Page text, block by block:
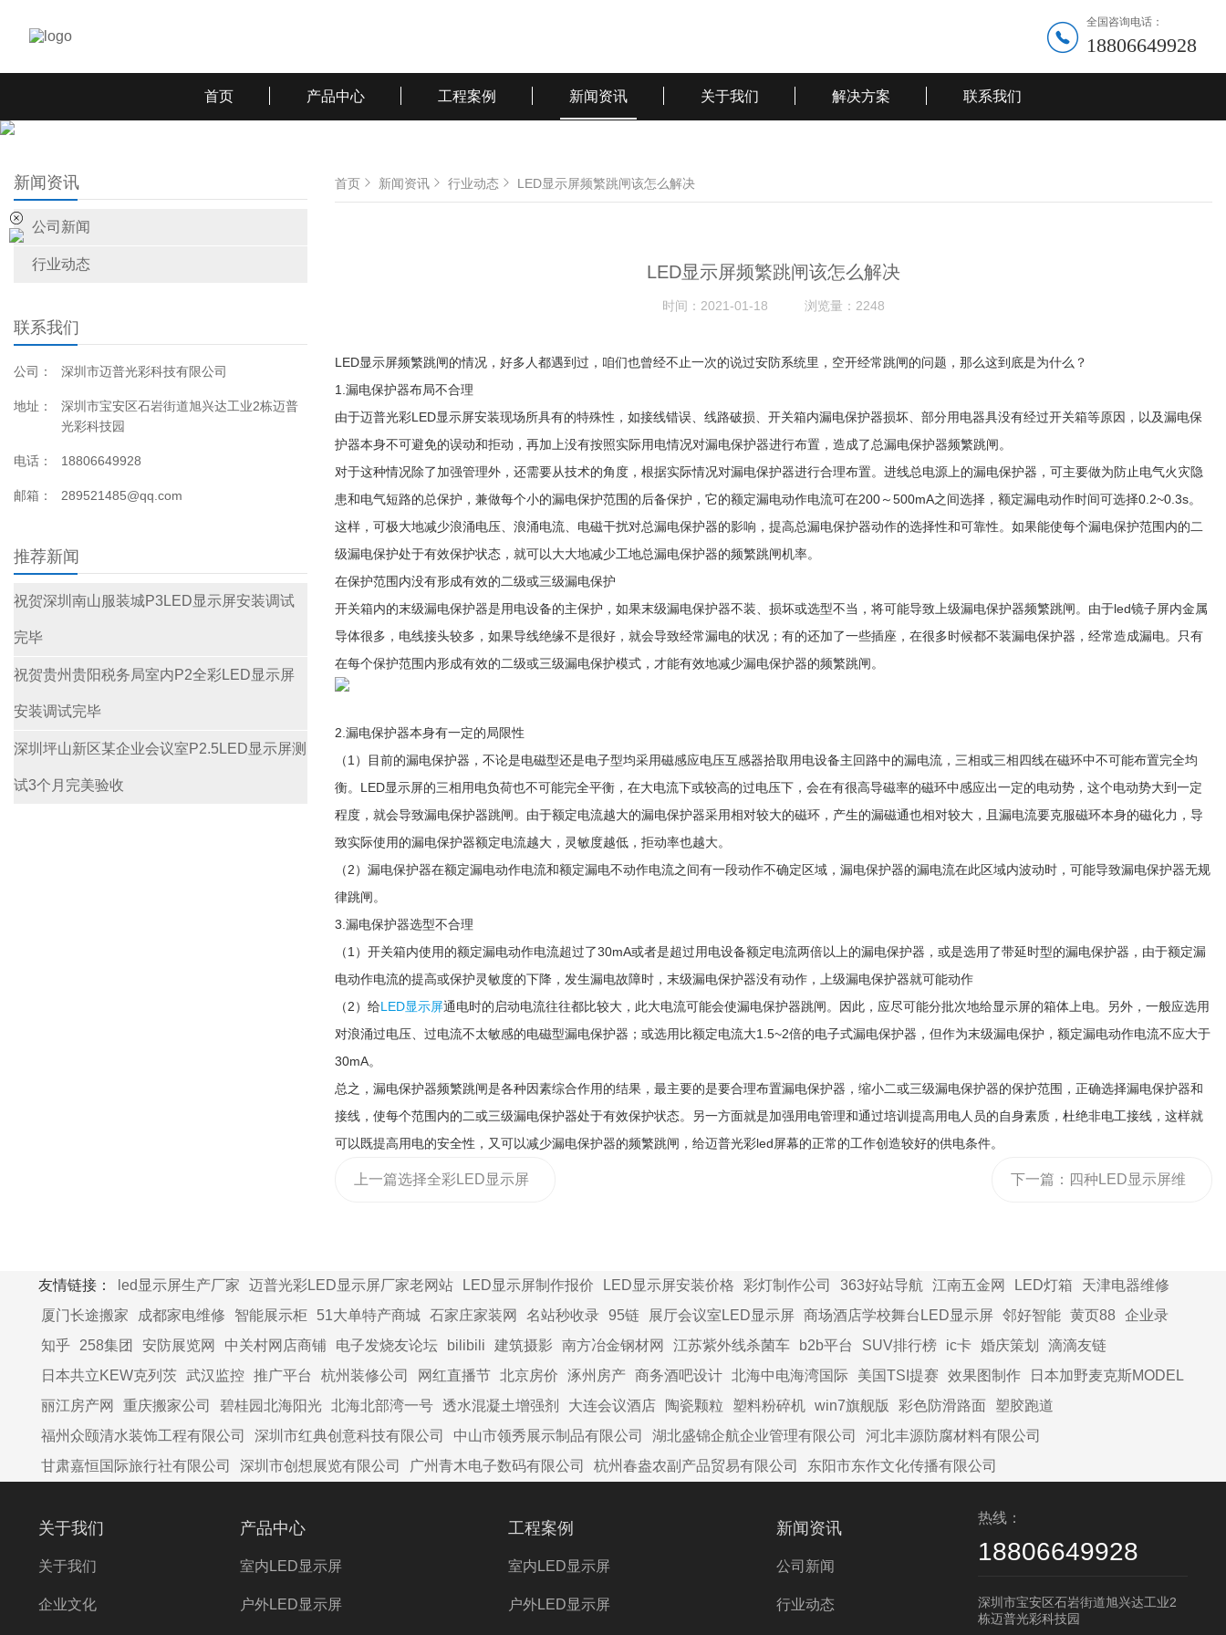
全国咨询电话：
18806649928
首页 产品中心 工程案例 新闻资讯 关于我们 解决方案 联系我们
新闻资讯
公司新闻
行业动态
联系我们
公司： 深圳市迈普光彩科技有限公司
地址：
深圳市宝安区石岩街道旭兴达工业2栋迈普
光彩科技园
电话： 18806649928
邮箱： 289521485@qq.com
推荐新闻
祝贺深圳南山服装城P3LED显示屏安装调试
完毕
祝贺贵州贵阳税务局室内P2全彩LED显示屏
安装调试完毕
深圳坪山新区某企业会议室P2.5LED显示屏测
试3个月完美验收
首页 新闻资讯 行业动态 LED显示屏频繁跳闸该怎么解决
LED显示屏频繁跳闸该怎么解决
时间： 2021-01-18 浏览量： 2248
LED显示屏频繁跳闸的情况，好多人都遇到过，咱们也曾经不止一次的说过安防系统里，空开经常跳闸的问题，那么这到底是为什么？
1.漏电保护器布局不合理
由于迈普光彩LED显示屏安装现场所具有的特殊性，如接线错误、线路破损、开关箱内漏电保护器损坏、部分用电器具没有经过开关箱等原因，以及漏电保
护器本身不可避免的误动和拒动，再加上没有按照实际用电情况对漏电保护器进行布置，造成了总漏电保护器频繁跳闸。
对于这种情况除了加强管理外，还需要从技术的角度，根据实际情况对漏电保护器进行合理布置。进线总电源上的漏电保护器，可主要做为防止电气火灾隐
患和电气短路的总保护，兼做每个小的漏电保护范围的后备保护，它的额定漏电动作电流可在200～500mA之间选择，额定漏电动作时间可选择0.2~0.3s。
这样，可极大地减少浪涌电压、浪涌电流、电磁干扰对总漏电保护器的影响，提高总漏电保护器动作的选择性和可靠性。如果能使每个漏电保护范围内的二
级漏电保护处于有效保护状态，就可以大大地减少工地总漏电保护器的频繁跳闸机率。
在保护范围内没有形成有效的二级或三级漏电保护
开关箱内的末级漏电保护器是用电设备的主保护，如果末级漏电保护器不装、损坏或选型不当，将可能导致上级漏电保护器频繁跳闸。由于led镜子屏内金属
导体很多，电线接头较多，如果导线绝缘不是很好，就会导致经常漏电的状况；有的还加了一些插座，在很多时候都不装漏电保护器，经常造成漏电。只有
在每个保护范围内形成有效的二级或三级漏电保护模式，才能有效地减少漏电保护器的频繁跳闸。
2.漏电保护器本身有一定的局限性
（1）目前的漏电保护器，不论是电磁型还是电子型均采用磁感应电压互感器拾取用电设备主回路中的漏电流，三相或三相四线在磁环中不可能布置完全均
衡。LED显示屏的三相用电负荷也不可能完全平衡，在大电流下或较高的过电压下，会在有很高导磁率的磁环中感应出一定的电动势，这个电动势大到一定
程度，就会导致漏电保护器跳闸。由于额定电流越大的漏电保护器采用相对较大的磁环，产生的漏磁通也相对较大，且漏电流要克服磁环本身的磁化力，导
致实际使用的漏电保护器额定电流越大，灵敏度越低，拒动率也越大。
（2）漏电保护器在额定漏电动作电流和额定漏电不动作电流之间有一段动作不确定区域，漏电保护器的漏电流在此区域内波动时，可能导致漏电保护器无规
律跳闸。
3.漏电保护器选型不合理
（1）开关箱内使用的额定漏电动作电流超过了30mA或者是超过用电设备额定电流两倍以上的漏电保护器，或是选用了带延时型的漏电保护器，由于额定漏
电动作电流的提高或保护灵敏度的下降，发生漏电故障时，末级漏电保护器没有动作，上级漏电保护器就可能动作
（2）给LED显示屏通电时的启动电流往往都比较大，此大电流可能会使漏电保护器跳闸。因此，应尽可能分批次地给显示屏的箱体上电。另外，一般应选用
对浪涌过电压、过电流不太敏感的电磁型漏电保护器；或选用比额定电流大1.5~2倍的电子式漏电保护器，但作为末级漏电保护，额定漏电动作电流不应大于
30mA。
总之，漏电保护器频繁跳闸是各种因素综合作用的结果，最主要的是要合理布置漏电保护器，缩小二或三级漏电保护器的保护范围，正确选择漏电保护器和
接线，使每个范围内的二或三级漏电保护器处于有效保护状态。另一方面就是加强用电管理和通过培训提高用电人员的自身素质，杜绝非电工接线，这样就
可以既提高用电的安全性，又可以减少漏电保护器的频繁跳闸，给迈普光彩led屏幕的正常的工作创造较好的供电条件。
上一篇选择全彩LED显示屏 下一篇： 四种LED显示屏维
友情链接：
led显示屏生产厂家 迈普光彩LED显示屏厂家老网站 LED显示屏制作报价 LED显示屏安装价格 彩灯制作公司 363好站导航 江南五金网 LED灯箱
天津电器维修
厦门长途搬家
成都家电维修 智能展示柜 51大单特产商城 石家庄家装网 名站秒收录 95链 展厅会议室LED显示屏 商场酒店学校舞台LED显示屏 邻好智能 黄页88 企业录
知乎
258集团 安防展览网 中关村网店商铺 电子发烧友论坛 bilibili 建筑摄影 南方冶金钢材网 江苏紫外线杀菌车 b2b平台 SUV排行榜 ic卡 婚庆策划
滴滴友链
日本共立KEW克列茨 武汉监控 推广平台 杭州装修公司 网红直播节 北京房价 涿州房产 商务酒吧设计 北海中电海湾国际 美国TSI提赛 效果图制作
日本加野麦克斯MODEL
丽江房产网
重庆搬家公司 碧桂园北海阳光 北海北部湾一号 透水混凝土增强剂 大连会议酒店 陶瓷颗粒 塑料粉碎机 win7旗舰版 彩色防滑路面
塑胶跑道
福州众颐清水装饰工程有限公司
深圳市红典创意科技有限公司 中山市领秀展示制品有限公司 湖北盛锦企航企业管理有限公司
河北丰源防腐材料有限公司
甘肃嘉恒国际旅行社有限公司
深圳市创想展览有限公司 广州青木电子数码有限公司 杭州春盎农副产品贸易有限公司 东阳市东作文化传播有限公司
关于我们
关于我们
企业文化
产品中心
室内LED显示屏
户外LED显示屏
工程案例
室内LED显示屏
户外LED显示屏
新闻资讯
公司新闻
行业动态
热线：
18806649928
深圳市宝安区石岩街道旭兴达工业2
栋迈普光彩科技园